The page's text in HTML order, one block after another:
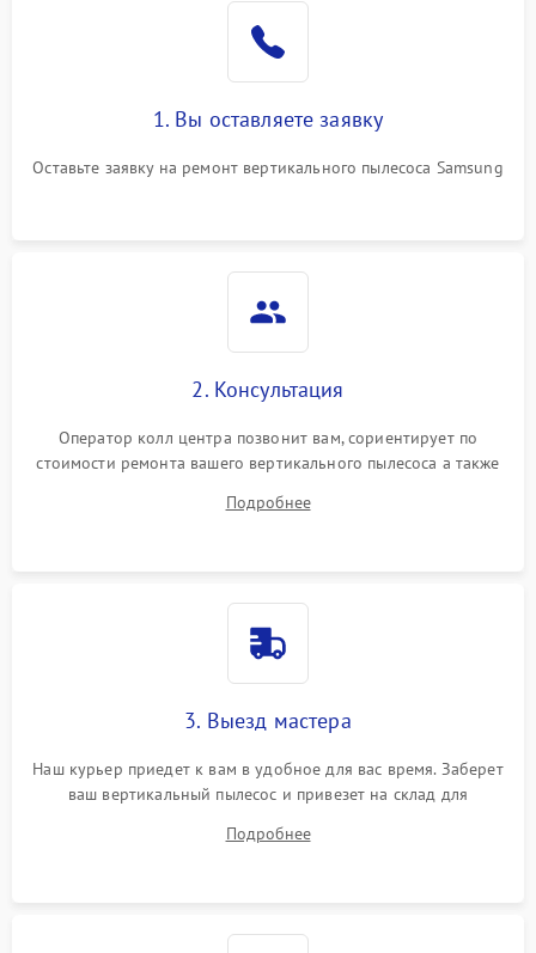
1. Вы оставляете заявку
Оставьте заявку на ремонт вертикального пылесоса Samsung
2. Консультация
Оператор колл центра позвонит вам, сориентирует по
стоимости ремонта вашего вертикального пылесоса а также
Подробнее
3. Выезд мастера
Наш курьер приедет к вам в удобное для вас время. Заберет
ваш вертикальный пылесос и привезет на склад для
Подробнее